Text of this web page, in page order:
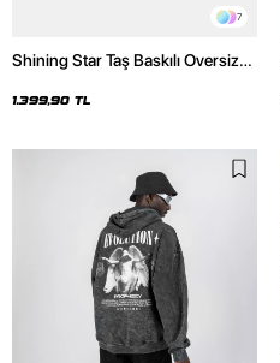
7
Shining Star Taş Baskılı Oversize
Hoodie
1.399,90 TL